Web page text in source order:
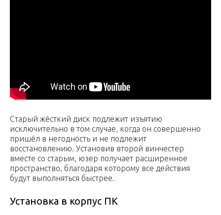
Старый жёсткий диск подлежит изъятию
исключительно в том случае, когда он совершенно
пришёл в негодность и не подлежит
восстановлению. Установив второй винчестер
вместе со старым, юзер получает расширенное
пространство, благодаря которому все действия
будут выполняться быстрее.
Установка в корпус ПК